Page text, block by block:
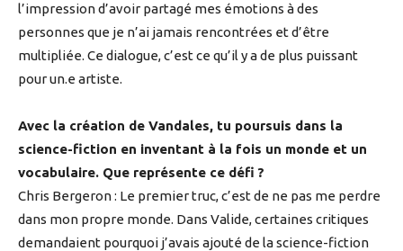
l’impression d’avoir partagé mes émotions à des
personnes que je n’ai jamais rencontrées et d’être
multipliée. Ce dialogue, c’est ce qu’il y a de plus puissant
pour un.e artiste.
Avec la création de Vandales, tu poursuis dans la
science-fiction en inventant à la fois un monde et un
vocabulaire. Que représente ce défi ?
Chris Bergeron : Le premier truc, c’est de ne pas me perdre
dans mon propre monde. Dans Valide, certaines critiques
demandaient pourquoi j’avais ajouté de la science-fiction